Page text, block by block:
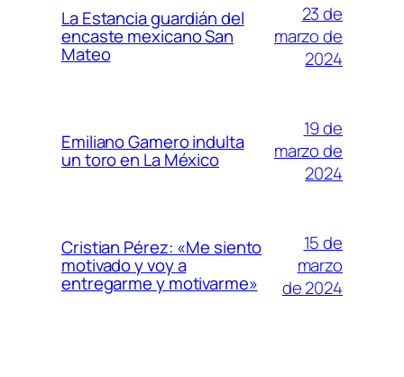
La Estancia guardián del
encaste mexicano San
Mateo
23 de
marzo de
2024
Emiliano Gamero indulta
un toro en La México
19 de
marzo de
2024
Cristian Pérez: «Me siento
motivado y voy a
entregarme y motivarme»
15 de
marzo
de 2024